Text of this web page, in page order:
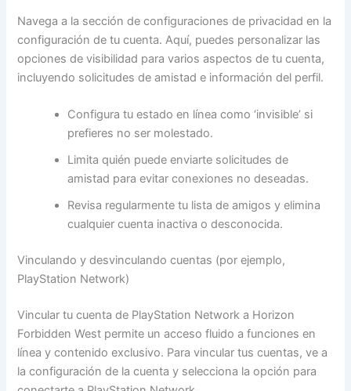
Navega a la sección de configuraciones de privacidad en la
configuración de tu cuenta. Aquí, puedes personalizar las
opciones de visibilidad para varios aspectos de tu cuenta,
incluyendo solicitudes de amistad e información del perfil.
Configura tu estado en línea como ‘invisible’ si
prefieres no ser molestado.
Limita quién puede enviarte solicitudes de
amistad para evitar conexiones no deseadas.
Revisa regularmente tu lista de amigos y elimina
cualquier cuenta inactiva o desconocida.
Vinculando y desvinculando cuentas (por ejemplo,
PlayStation Network)
Vincular tu cuenta de PlayStation Network a Horizon
Forbidden West permite un acceso fluido a funciones en
línea y contenido exclusivo. Para vincular tus cuentas, ve a
la configuración de la cuenta y selecciona la opción para